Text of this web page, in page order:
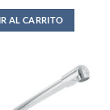
AL CARRITO